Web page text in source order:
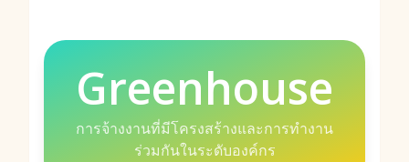
Greenhouse
การจ้างงานที่มีโครงสร้างและการทำงาน
ร่วมกันในระดับองค์กร